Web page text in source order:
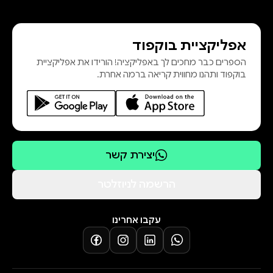
אפליקציית בוקפוד
הספרים כבר מחכים לך באפליקציה! הורידו את אפליקציית
בוקפוד ותהנו מחווית קריאה ברמה אחרת.
יצירת קשר
עקבו אחרינו